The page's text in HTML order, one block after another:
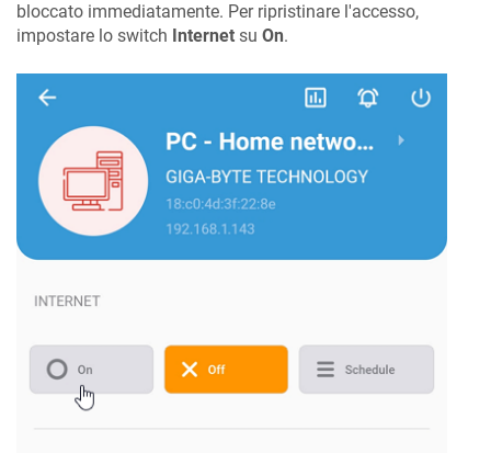
bloccato immediatamente. Per ripristinare l'accesso,
impostare lo switch Internet su On.